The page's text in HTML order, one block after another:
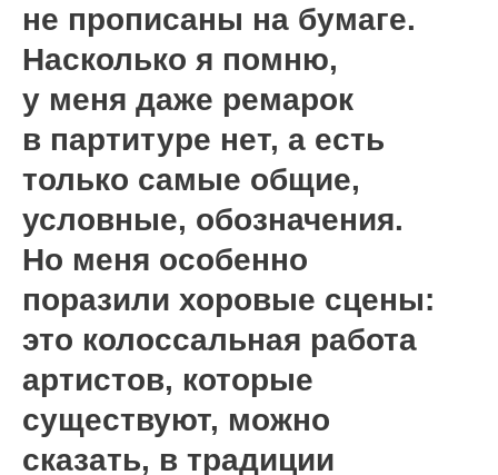
не прописаны на бумаге.
Насколько я помню,
у меня даже ремарок
в партитуре нет, а есть
только самые общие,
условные, обозначения.
Но меня особенно
поразили хоровые сцены:
это колоссальная работа
артистов, которые
существуют, можно
сказать, в традиции